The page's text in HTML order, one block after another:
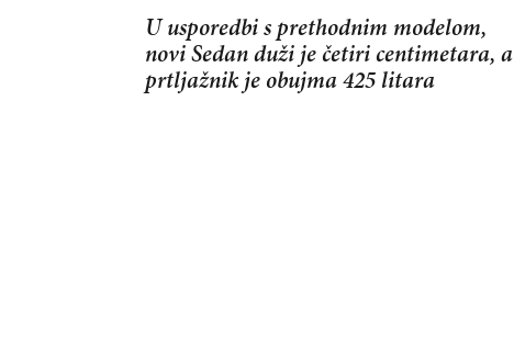
U usporedbi s prethodnim modelom,
novi Sedan duži je četiri centimetara, a
prtljažnik je obujma 425 litara